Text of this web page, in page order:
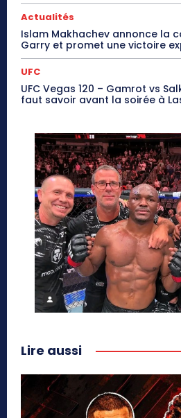
Actualités
Islam Makhachev annonce la
Garry et promet une victoire
UFC
UFC Vegas 120 – Gamrot vs
faut savoir avant la soirée à
Lire aussi